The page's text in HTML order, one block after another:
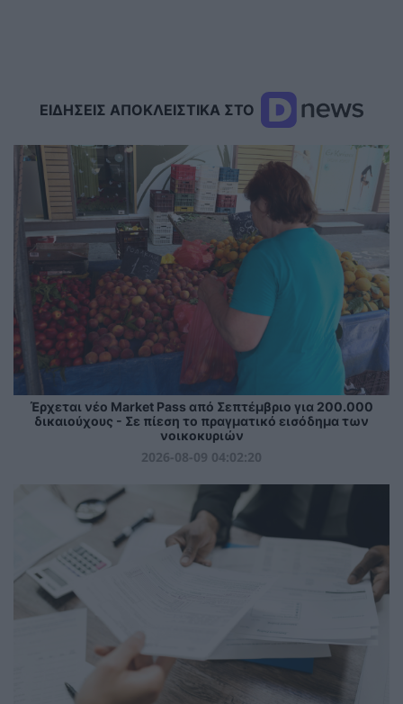
ΕΙΔΗΣΕΙΣ ΑΠΟΚΛΕΙΣΤΙΚΑ ΣΤΟ
Έρχεται νέο Market Pass από Σεπτέμβριο για 200.000
δικαιούχους - Σε πίεση το πραγματικό εισόδημα των
νοικοκυριών
2026-08-09 04:02:20